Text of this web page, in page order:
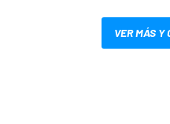
VER MÁS Y